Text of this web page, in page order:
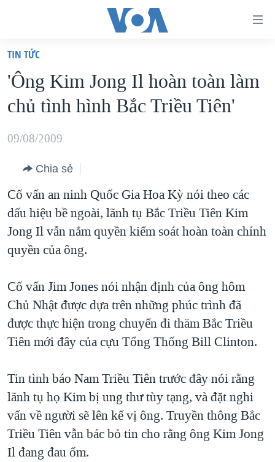
truy
cập
Tới
dung
chính
điều
hướng
chính
Đi
"Tìm"
TRANG CHỦ
VIỆT NAM
HOA KỲ
BIỂN ĐÔNG
BLOG
DIỄN ĐÀN
MỤC
TỰ DO BÁO CHÍ
NGƯỜI VIỆT HẢI NGOẠI
ĐỜI SỐNG
KINH TẾ
SỨC KHOẺ
VĂN HOÁ
THỂ THAO
CHUYÊN ĐỀ
HÀNH TRÌNH BẦU CỬ 2024
MỘT NĂM CHIẾN TRANH TẠI DẢI GAZA
GIẢI MÃ VÀNH ĐAI & CON ĐƯỜNG
TRỊNH VĨNH BÌNH - NGƯỜI HẠ 'BÊN THẮNG CUỘC'
GROUND ZERO – XƯA VÀ NAY
CHI PHÍ CHIẾN TRANH AFGHANISTAN
CÁC GIÁ TRỊ CỘNG HÒA Ở VIỆT NAM
VIDEO
NGHE
MẠNG XÃ HỘI
Ngôn ngữ khác
TIN TỨC
'Ông Kim Jong Il hoàn toàn làm
chủ tình hình Bắc Triều Tiên'
09/08/2009
Chia sẻ
Cố vấn an ninh Quốc Gia Hoa Kỳ nói theo các
dấu hiệu bề ngoài, lãnh tụ Bắc Triều Tiên Kim
Jong Il vẫn nắm quyền kiểm soát hoàn toàn chính
quyền của ông.
Cố vấn Jim Jones nói nhận định của ông hôm
Chủ Nhật được dựa trên những phúc trình đã
được thực hiện trong chuyến đi thăm Bắc Triều
Tiên mới đây của cựu Tổng Thống Bill Clinton.
Tin tình báo Nam Triều Tiên trước đây nói rằng
lãnh tụ họ Kim bị ung thư tùy tạng, và đặt nghi
vấn về người sẽ lên kế vị ông. Truyền thông Bắc
Triều Tiên vẫn bác bỏ tin cho rằng ông Kim Jong
Il đang đau ốm.